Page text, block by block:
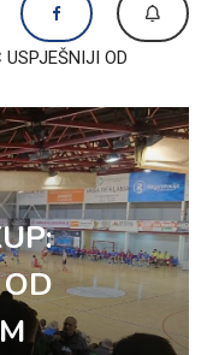
USPJEŠNIJI OD